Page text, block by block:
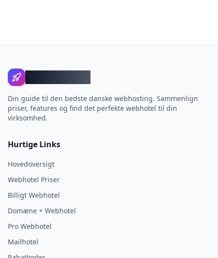
Din guide til den bedste danske webhosting. Sammenlign
priser, features og find det perfekte webhotel til din
virksomhed.
Hurtige Links
Hovedoversigt
Webhotel Priser
Billigt Webhotel
Domæne + Webhotel
Pro Webhotel
Mailhotel